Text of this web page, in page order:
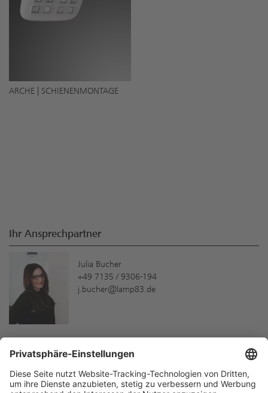
ARCHE | SCHIENENMONTAGE
Neue Produkte und Services schneller
kennenlernen!
Hier können Sie sich anmelden:
Ihr Ansprechpartner
Julia Bucher
+49 7135 / 9306-194
j.bucher@lamp83.de